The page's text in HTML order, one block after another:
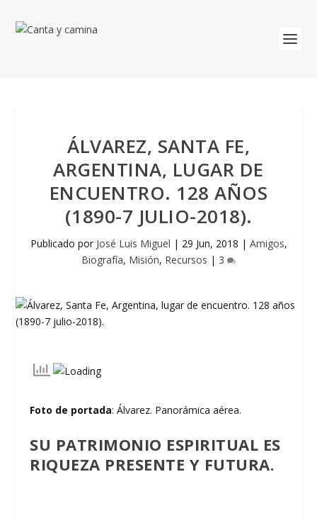
ÁLVAREZ, SANTA FE,
ARGENTINA, LUGAR DE
ENCUENTRO. 128 AÑOS
(1890-7 JULIO-2018).
Publicado por José Luis Miguel | 29 Jun, 2018 | Amigos,
Biografía, Misión, Recursos | 3
Foto de portada: Álvarez. Panorámica aérea.
SU PATRIMONIO ESPIRITUAL ES
RIQUEZA PRESENTE Y FUTURA.